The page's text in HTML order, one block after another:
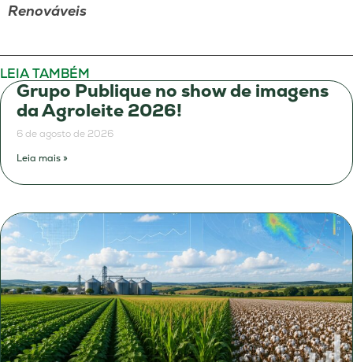
Renováveis
LEIA TAMBÉM
Grupo Publique no show de imagens
da Agroleite 2026!
6 de agosto de 2026
Leia mais »